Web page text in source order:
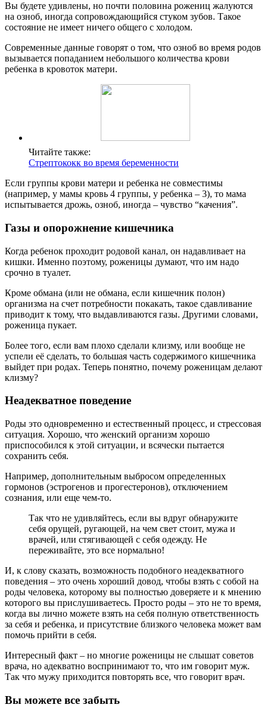
Вы будете удивлены, но почти половина рожениц жалуются
на озноб, иногда сопровождающийся стуком зубов. Такое
состояние не имеет ничего общего с холодом.
Современные данные говорят о том, что озноб во время родов
вызывается попаданием небольшого количества крови
ребенка в кровоток матери.
Читайте также:
Стрептококк во время беременности
Если группы крови матери и ребенка не совместимы
(например, у мамы кровь 4 группы, у ребенка – 3), то мама
испытывается дрожь, озноб, иногда – чувство “качения”.
Газы и опорожнение кишечника
Когда ребенок проходит родовой канал, он надавливает на
кишки. Именно поэтому, роженицы думают, что им надо
срочно в туалет.
Кроме обмана (или не обмана, если кишечник полон)
организма на счет потребности покакать, такое сдавливание
приводит к тому, что выдавливаются газы. Другими словами,
роженица пукает.
Более того, если вам плохо сделали клизму, или вообще не
успели её сделать, то большая часть содержимого кишечника
выйдет при родах. Теперь понятно, почему роженицам делают
клизму?
Неадекватное поведение
Роды это одновременно и естественный процесс, и стрессовая
ситуация. Хорошо, что женский организм хорошо
приспособился к этой ситуации, и всячески пытается
сохранить себя.
Например, дополнительным выбросом определенных
гормонов (эстрогенов и прогестеронов), отключением
сознания, или еще чем-то.
Так что не удивляйтесь, если вы вдруг обнаружите
себя орущей, ругающей, на чем свет стоит, мужа и
врачей, или стягивающей с себя одежду. Не
переживайте, это все нормально!
И, к слову сказать, возможность подобного неадекватного
поведения – это очень хороший довод, чтобы взять с собой на
роды человека, которому вы полностью доверяете и к мнению
которого вы прислушиваетесь. Просто роды – это не то время,
когда вы лично можете взять на себя полную ответственность
за себя и ребенка, и присутствие близкого человека может вам
помочь прийти в себя.
Интересный факт – но многие роженицы не слышат советов
врача, но адекватно воспринимают то, что им говорит муж.
Так что мужу приходится повторять все, что говорит врач.
Вы можете все забыть